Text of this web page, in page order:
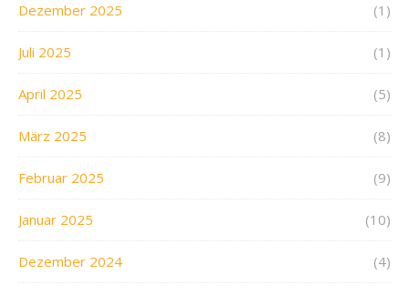
Dezember 2025 (1)
Juli 2025 (1)
April 2025 (5)
März 2025 (8)
Februar 2025 (9)
Januar 2025 (10)
Dezember 2024 (4)